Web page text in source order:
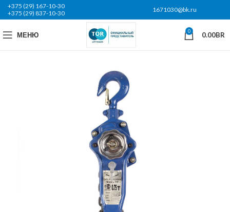
+375 (29) 167-10-30
+375 (29) 837-10-30
1671030@bk.ru
МЕНЮ 0 0.00BR